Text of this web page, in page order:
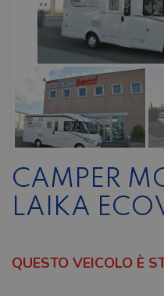
CAMPER
LAIKA
QUESTO VEICOLO È